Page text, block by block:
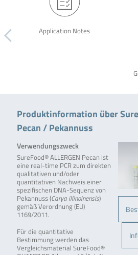
Application Notes
Produktinformation über
Pecan / Pekannuss
Verwendungszweck
SureFood® ALLERGEN Pecan ist
eine real-time PCR zum direkten
qualitativen und/oder
quantitativen Nachweis einer
spezifischen DNA-Sequenz von
Pekannuss (Carya illinoinensis)
gemäß Verordnung (EU)
1169/2011.
Für die quantitative
Bestimmung werden das
Vergleichsmaterial SureFood®